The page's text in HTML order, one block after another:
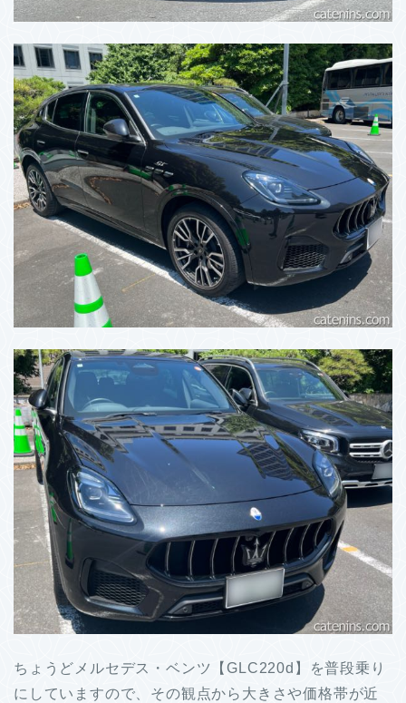
ちょうどメルセデス・ベンツ【GLC220d】を普段乗り
にしていますので、その観点から大きさや価格帯が近